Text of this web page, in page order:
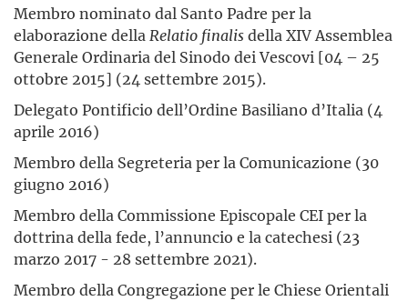
Membro nominato dal Santo Padre per la
elaborazione della Relatio finalisdella XIV Assemblea
Generale Ordinaria del Sinodo dei Vescovi [04 – 25
ottobre 2015] (24 settembre 2015).
Delegato Pontificio dell’Ordine Basiliano d’Italia (4
aprile 2016)
Membro della Segreteria per la Comunicazione (30
giugno 2016)
Membro della Commissione Episcopale CEI per la
dottrina della fede, l’annuncio e la catechesi (23
marzo 2017 - 28 settembre 2021).
Membro della Congregazione per le Chiese Orientali